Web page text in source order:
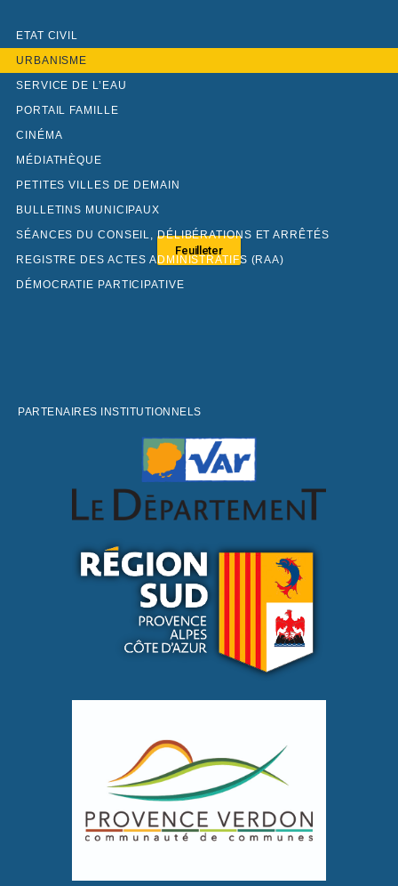
ETAT CIVIL
URBANISME
SERVICE DE L’EAU
PORTAIL FAMILLE
CINÉMA
MÉDIATHÈQUE
PETITES VILLES DE DEMAIN
BULLETINS MUNICIPAUX
SÉANCES DU CONSEIL, DÉLIBÉRATIONS ET ARRÊTÉS
REGISTRE DES ACTES ADMINISTRATIFS (RAA)
DÉMOCRATIE PARTICIPATIVE
Feuilleter
PARTENAIRES INSTITUTIONNELS